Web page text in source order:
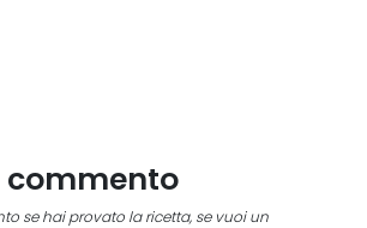
commento
se hai provato la ricetta, se vuoi un